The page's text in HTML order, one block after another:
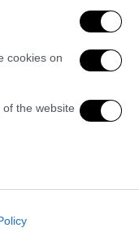
cookies on
the website
protection.